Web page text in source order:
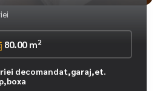
80.00 m2
decomandat,garaj,et.